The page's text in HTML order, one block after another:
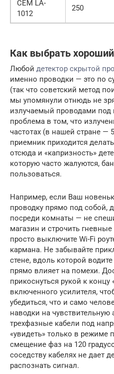
CEM LA-
1012
250
Как выбрать
Любой детектор скрытой
именно проводки — это по
(так что советский метод
мы упомянули отнюдь не
излучаемый проводами
проблема в том, что
частотах (в нашей стране —
приемник приходится
отсюда и «капризность»
которую часто жалуются,
пользоваться.
Например, если Ваш
проводку прямо под собой,
посреди комнаты — не
магазин и строчить
просто выключите Wi-Fi
кармана. Не забывайте
стене, вдоль которой
прямо влияет на помехи.
прикоснуться рукой к концу
включенного усилителя,
убедиться, что и само
наводки на чувствительную
трехфазные кабели под
«увидеть» только в режиме
смещение фаз на 120
соседству кабелях не дает
распознать сигнал.